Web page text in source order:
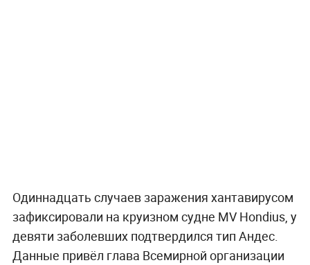
Одиннадцать случаев заражения хантавирусом
зафиксировали на круизном судне MV Hondius, у
девяти заболевших подтвердился тип Андес.
Данные привёл глава Всемирной организации